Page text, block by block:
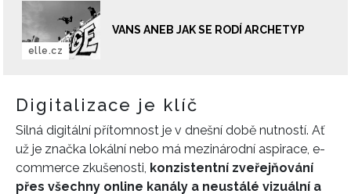
VANS ANEB JAK SE RODÍ ARCHETYP
elle.cz
Digitalizace je klíč
Silná digitální přítomnost je v dnešní době nutností. Ať
už je značka lokální nebo má mezinárodní aspirace, e-
commerce zkušenosti, konzistentní zveřejňování
přes všechny online kanály a neustálé vizuální a